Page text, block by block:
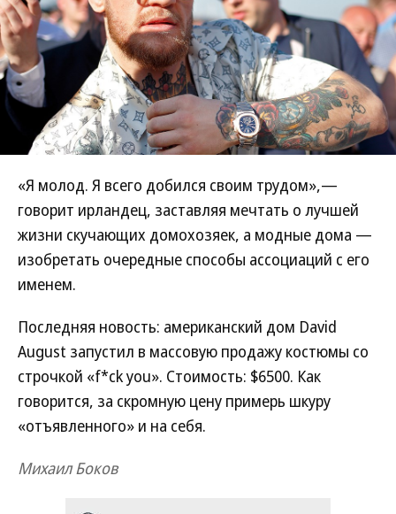
«Я молод. Я всего добился своим трудом»,—
говорит ирландец, заставляя мечтать о лучшей
жизни скучающих домохозяек, а модные дома —
изобретать очередные способы ассоциаций с его
именем.
Последняя новость: американский дом David
August запустил в массовую продажу костюмы со
строчкой «f*ck you». Стоимость: $6500. Как
говорится, за скромную цену примерь шкуру
«отъявленного» и на себя.
Михаил Боков